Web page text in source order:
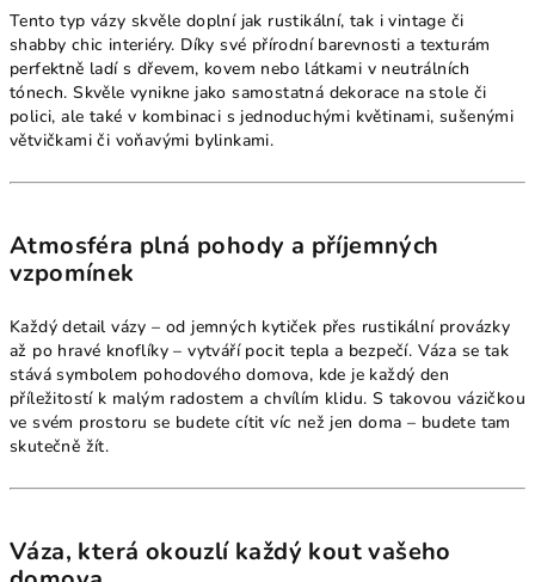
Tento typ vázy skvěle doplní jak rustikální, tak i vintage či
shabby chic interiéry. Díky své přírodní barevnosti a texturám
perfektně ladí s dřevem, kovem nebo látkami v neutrálních
tónech. Skvěle vynikne jako samostatná dekorace na stole či
polici, ale také v kombinaci s jednoduchými květinami, sušenými
větvičkami či voňavými bylinkami.
Atmosféra plná pohody a příjemných
vzpomínek
Každý detail vázy – od jemných kytiček přes rustikální provázky
až po hravé knoflíky – vytváří pocit tepla a bezpečí. Váza se tak
stává symbolem pohodového domova, kde je každý den
příležitostí k malým radostem a chvílím klidu. S takovou vázičkou
ve svém prostoru se budete cítit víc než jen doma – budete tam
skutečně žít.
Váza, která okouzlí každý kout vašeho